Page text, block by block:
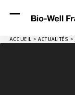
Open
mobile
Close
mobile
ACCUEIL> ACTUALITÉS >